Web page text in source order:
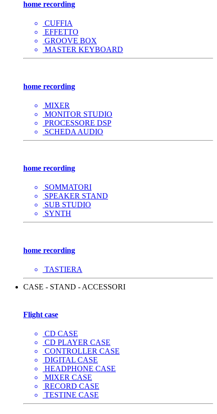
home recording
CUFFIA
EFFETTO
GROOVE BOX
MASTER KEYBOARD
home recording
MIXER
MONITOR STUDIO
PROCESSORE DSP
SCHEDA AUDIO
home recording
SOMMATORI
SPEAKER STAND
SUB STUDIO
SYNTH
home recording
TASTIERA
CASE - STAND - ACCESSORI
Flight case
CD CASE
CD PLAYER CASE
CONTROLLER CASE
DIGITAL CASE
HEADPHONE CASE
MIXER CASE
RECORD CASE
TESTINE CASE